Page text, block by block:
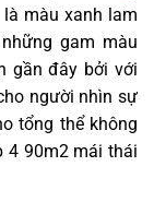
màu xanh lam
gam màu
gần đây bởi với
người nhìn sự
tổng thể không
4 90m2 mái thái